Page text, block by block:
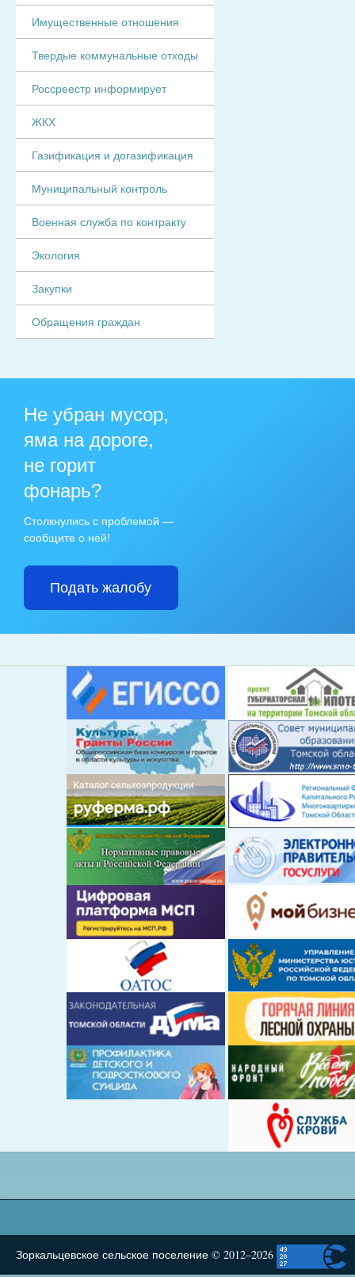
Имущественные отношения
Твердые коммунальные отходы
Россреестр информирует
ЖКХ
Газификация и догазификация
Муниципальный контроль
Военная служба по контракту
Экология
Закупки
Обращения граждан
Не убран мусор,
яма на дороге,
не горит
фонарь?
Столкнулись с проблемой —
сообщите о ней!
Подать жалобу
Зоркальцевское сельское поселение © 2012–2026